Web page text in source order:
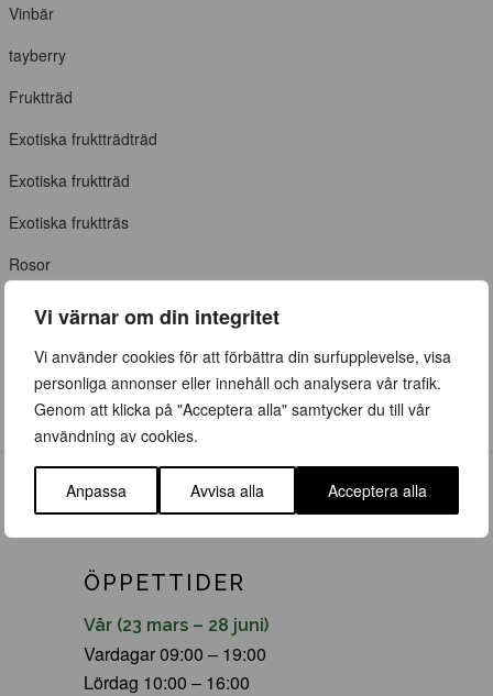
Vi värnar om din integritet
Vi använder cookies för att förbättra din surfupplevelse, visa
personliga annonser eller innehåll och analysera vår trafik.
Genom att klicka på "Acceptera alla" samtycker du till vår
användning av cookies.
Anpassa Avvisa alla Acceptera alla
Vinbär
tayberry
Fruktträd
Exotiska fruktträdträd
Exotiska fruktträd
Exotiska fruktträs
Rosor
Klängväxter
Medelhavsväxter
Blomsterlök / Dahlior
Häckplantor
ÖPPETTIDER
Vår (23 mars – 28 juni)
Vardagar 09:00 – 19:00
Lördag 10:00 – 16:00